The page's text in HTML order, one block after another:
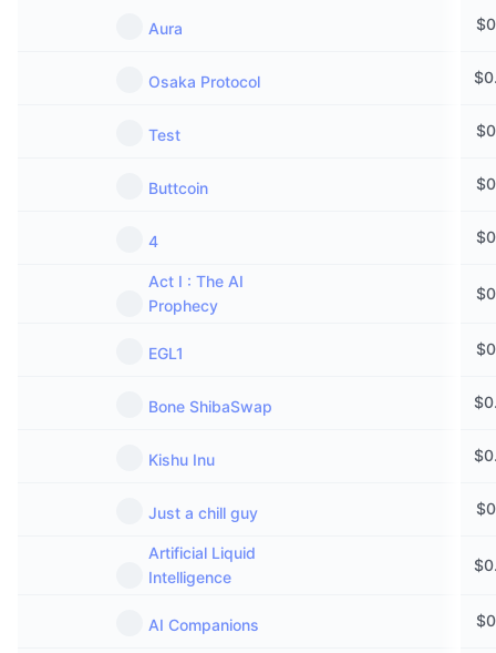
Aura $
Osaka Protocol $
Test $
Buttcoin $
4 $
Act I : The AI
Prophecy
$
EGL1 $
Bone ShibaSwap $
Kishu Inu $
Just a chill guy $
Artificial Liquid
Intelligence
$
AI Companions $